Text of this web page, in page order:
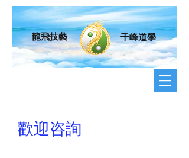
龍飛技藝 千峰道學
歡迎咨詢